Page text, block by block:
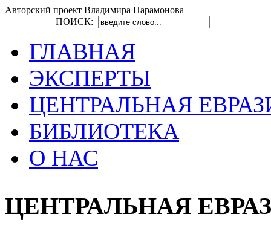
Авторский проект Владимира Парамонова
ПОИСК:
ГЛАВНАЯ
ЭКСПЕРТЫ
ЦЕНТРАЛЬНАЯ
БИБЛИОТЕКА
О НАС
ЦЕНТРАЛЬНАЯ